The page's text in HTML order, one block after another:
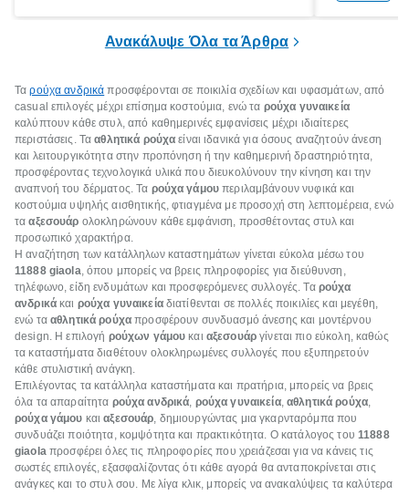
στο πλυντήριο; Μην το κάνεις!
Ανακάλυψε Όλα τα Άρθρα
Ταρούχα ανδρικά προσφέρονται σε ποικιλία σχεδίων και υφασμάτων, από
casual επιλογές μέχρι επίσημα κοστούμια, ενώ τα ρούχα γυναικεία
καλύπτουν κάθε στυλ, από καθημερινές εμφανίσεις μέχρι ιδιαίτερες
περιστάσεις. Τααθλητικά ρούχα είναι ιδανικά για όσους αναζητούν άνεση
και λειτουργικότητα στην προπόνηση ή την καθημερινή δραστηριότητα,
προσφέροντας τεχνολογικά υλικά που διευκολύνουν την κίνηση και την
αναπνοή του δέρματος. Τα ρούχα γάμου περιλαμβάνουν νυφικά και
κοστούμια υψηλής αισθητικής, φτιαγμένα με προσοχή στη λεπτομέρεια, ενώ
τααξεσουάρ ολοκληρώνουν κάθε εμφάνιση, προσθέτοντας στυλ και
προσωπικό χαρακτήρα.
Η αναζήτηση των κατάλληλων καταστημάτων γίνεται εύκολα μέσω του
11888 giaola, όπου μπορείς να βρεις πληροφορίες για διεύθυνση,
τηλέφωνο, είδη ενδυμάτων και προσφερόμενες συλλογές. Τα ρούχα
ανδρικάκαι ρούχα γυναικείαδιατίθενται σε πολλές ποικιλίες και μεγέθη,
ενώ τα αθλητικά ρούχαπροσφέρουν συνδυασμό άνεσης και μοντέρνου
design. Η επιλογή ρούχων γάμου και αξεσουάρ γίνεται πιο εύκολη, καθώς
τα καταστήματα διαθέτουν ολοκληρωμένες συλλογές που εξυπηρετούν
κάθε στυλιστική ανάγκη.
Επιλέγοντας τα κατάλληλα καταστήματα και πρατήρια, μπορείς να βρεις
όλα τα απαραίτητα ρούχα ανδρικά, ρούχα γυναικεία,αθλητικά ρούχα,
ρούχα γάμου καιαξεσουάρ, δημιουργώντας μια γκαρνταρόμπα που
συνδυάζει ποιότητα, κομψότητα και πρακτικότητα. Ο κατάλογος του 11888
giaolaπροσφέρει όλες τις πληροφορίες που χρειάζεσαι για να κάνεις τις
σωστές επιλογές, εξασφαλίζοντας ότι κάθε αγορά θα ανταποκρίνεται στις
ανάγκες και το στυλ σου. Με λίγα κλικ, μπορείς να ανακαλύψεις τα καλύτερα